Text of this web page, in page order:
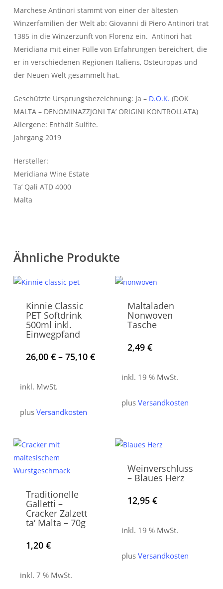
Marchese Antinori stammt von einer der ältesten
Winzerfamilien der Welt ab: Giovanni di Piero Antinori trat
1385 in die Winzerzunft von Florenz ein. Antinori hat
Meridiana mit einer Fülle von Erfahrungen bereichert, die
er in verschiedenen Regionen Italiens, Osteuropas und
der Neuen Welt gesammelt hat.
Geschützte Ursprungsbezeichnung: Ja – D.O.K. (DOK
MALTA – DENOMINAZZJONI TA’ ORIGINI KONTROLLATA)
Allergene: Enthält Sulfite.
Jahrgang 2019
Hersteller:
Meridiana Wine Estate
Ta’ Qali ATD 4000
Malta
Ähnliche Produkte
Kinnie Classic
PET Softdrink
500ml inkl.
Einwegpfand
26,00 €– 75,10 €
weist
Varianten
Optionen
Produktseite
inkl. MwSt.
plus Versandkosten
Maltaladen
Nonwoven
Tasche
2,49€
inkl. 19 % MwSt.
plusVersandkosten
Traditionelle
Galletti –
Cracker Zalzett
ta‘ Malta – 70g
1,20 €
inkl. 7 % MwSt.
Weinverschluss
– Blaues Herz
12,95€
inkl. 19 % MwSt.
plusVersandkosten